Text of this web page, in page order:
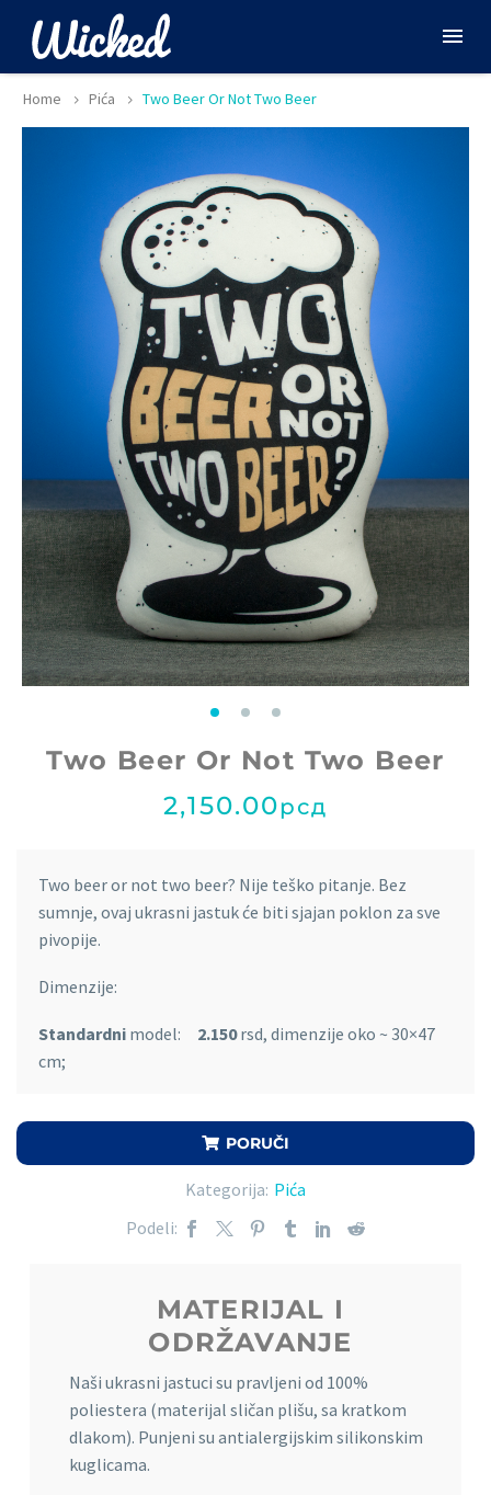
Home Pića Two Beer Or Not Two Beer
Two Beer Or Not Two Beer
2,150.00рсд
Two beer or not two beer? Nije teško pitanje. Bez
sumnje, ovaj ukrasni jastuk će biti sjajan poklon za sve
pivopije.
Dimenzije:
Standardni model: 2.150rsd, dimenzije oko ~ 30×47
cm;
PORUČI
Kategorija: Pića
Podeli:
MATERIJAL I
ODRŽAVANJE
Naši ukrasni jastuci su pravljeni od 100%
poliestera (materijal sličan plišu, sa kratkom
dlakom). Punjeni su antialergijskim silikonskim
kuglicama.